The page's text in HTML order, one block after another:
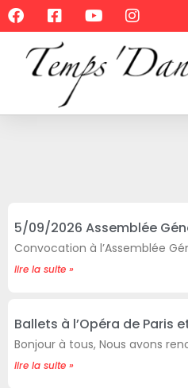
5/09/2026 Assemblée
Convocation à l’Assemblée
lire la suite »
Ballets à l’Opéra de Paris
Bonjour à tous, Nous avons
lire la suite »